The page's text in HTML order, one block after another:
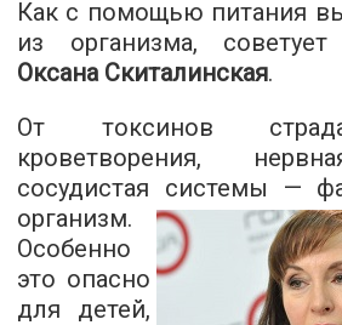
Как с помощью питания
из организма, советует
Оксана Скиталинская.
От токсинов
кроветворения,
сосудистая системы —
организм.
Особенно
это опасно
для детей,